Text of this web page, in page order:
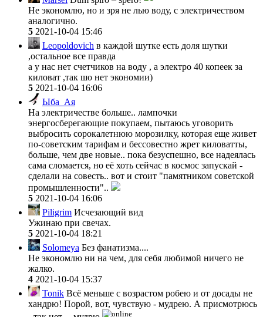
Не экономлю, но и зря не лью воду, с электричеством
аналогично.
5 2021-10-04 15:46
Leopoldovich в каждой шутке есть доля шутки
,остальное все правда
а у нас нет счетчиков на воду , а электро 40 копеек за
киловат ,так шо нет экономии)
5 2021-10-04 16:06
Ыба_Ая
На электричестве больше.. лампочки
энергосберегающие покупаем, пытаюсь уговорить
выбросить сорокалетнюю морозилку, которая еще живет
по-советским тарифам и бессовестно жрет киловатты,
больше, чем две новые.. пока безуспешно, все надеялась
сама сломается, но её хоть сейчас в космос запускай -
сделали на совесть.. вот и стоит "памятником советской
промышленности"..
5 2021-10-04 16:06
Piligrim Исчезающий вид
Ужинаю при свечах.
5 2021-10-04 18:21
Solomeya Без фанатизма....
Не экономлю ни на чем, для себя любимой ничего не
жалко.
4 2021-10-04 15:37
Tonik Всё меньше с возрастом робею и от досады не
хандрю! Порой, вот, чувствую - мудрею. А присмотрюсь